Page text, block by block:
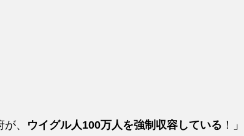
、 ウイグル人100万人を強制収容している ！」